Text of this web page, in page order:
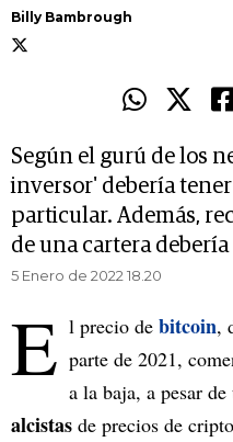
Billy Bambrough
Según el gurú de los
inversor' debería
particular. Además,
de una cartera
5 Enero de 2022 18.20
E l precio de bitcoin,
parte de 2021,
a la baja, a pesar
alcistas de precios de